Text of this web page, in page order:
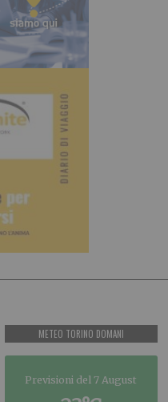
METEO TORINO DOMANI
Previsioni del 7 August